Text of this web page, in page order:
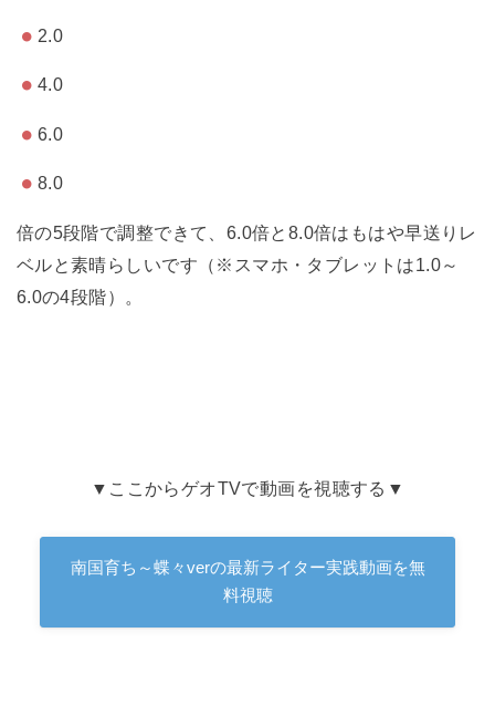
2.0
4.0
6.0
8.0
倍の5段階で調整できて、6.0倍と8.0倍はもはや早送りレ
ベルと素晴らしいです（※スマホ・タブレットは1.0～
6.0の4段階）。
▼ここからゲオTVで動画を視聴する▼
南国育ち～蝶々verの最新ライター実践動画を無
料視聴